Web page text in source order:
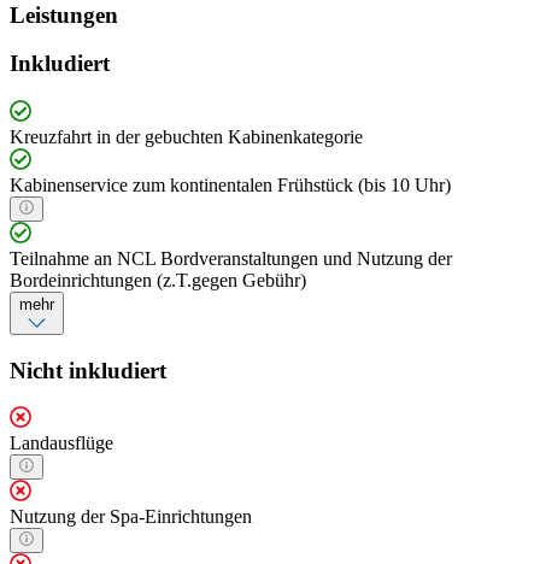
Leistungen
Inkludiert
Kreuzfahrt in der gebuchten Kabinenkategorie
Kabinenservice zum kontinentalen Frühstück (bis 10 Uhr)
Teilnahme an NCL Bordveranstaltungen und Nutzung der
Bordeinrichtungen (z.T.gegen Gebühr)
mehr
Nicht inkludiert
Landausflüge
Nutzung der Spa-Einrichtungen